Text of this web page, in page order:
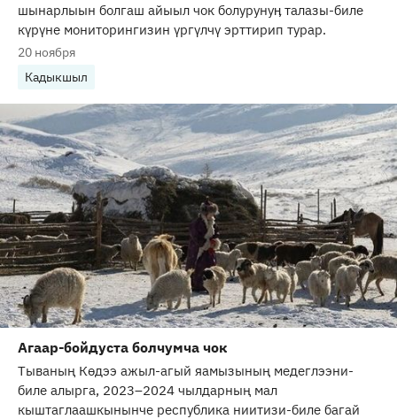
шынарлыын болгаш айыыл чок болурунуӊ талазы-биле
күрүне мониторингизин үргүлчү эрттирип турар.
20 ноября
Кадыкшыл
Агаар-бойдуста болчумча чок
Тываның Көдээ ажыл-агый яамызының медеглээни-
биле алырга, 2023–2024 чылдарның мал
кыштаглаашкынынче республика ниитизи-биле багай